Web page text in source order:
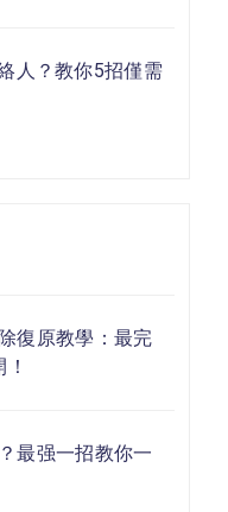
人？教你5招僅需
復原教學：最完
最强一招教你一